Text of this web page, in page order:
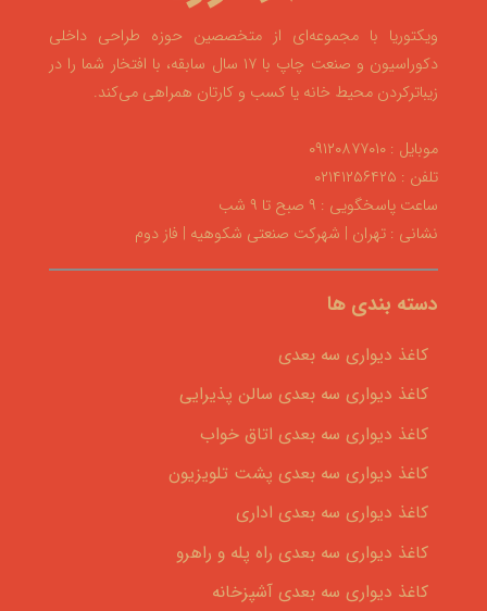
ویکتوریا با مجموعه‌ای از متخصصین حوزه طراحی داخلی
دکوراسیون و صنعت چاپ با ۱۷ سال سابقه، با افتخار شما را در
زیباترکردن محیط خانه یا کسب و کارتان همراهی می‌کند.
موبایل : ۰۹۱۲۰۸۷۷۰۱۰
تلفن : ۰۲۱۴۱۲۵۶۴۲۵
ساعت پاسخگویی : ۹ صبح تا ۹ شب
نشانی : تهران | شهرکت صنعتی شکوهیه | فاز دوم
دسته بندی ها
کاغذ دیواری سه بعدی
کاغذ دیواری سه بعدی سالن پذیرایی
کاغذ دیواری سه بعدی اتاق خواب
کاغذ دیواری سه بعدی پشت تلویزیون
کاغذ دیواری سه بعدی اداری
کاغذ دیواری سه بعدی راه پله و راهرو
کاغذ دیواری سه بعدی آشپزخانه